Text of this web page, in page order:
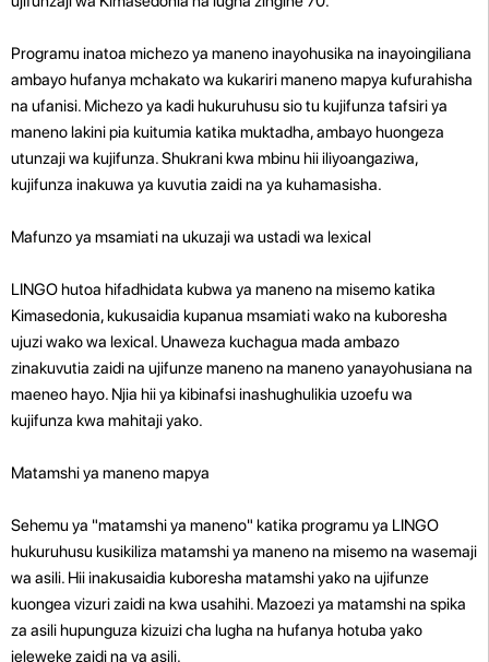
Programu inatoa michezo ya maneno inayohusika na inayoingiliana
ambayo hufanya mchakato wa kukariri maneno mapya kufurahisha
na ufanisi. Michezo ya kadi hukuruhusu sio tu kujifunza tafsiri ya
maneno lakini pia kuitumia katika muktadha, ambayo huongeza
utunzaji wa kujifunza. Shukrani kwa mbinu hii iliyoangaziwa,
kujifunza inakuwa ya kuvutia zaidi na ya kuhamasisha.
Mafunzo ya msamiati na ukuzaji wa ustadi wa lexical
LINGO hutoa hifadhidata kubwa ya maneno na misemo katika
Kimasedonia, kukusaidia kupanua msamiati wako na kuboresha
ujuzi wako wa lexical. Unaweza kuchagua mada ambazo
zinakuvutia zaidi na ujifunze maneno na maneno yanayohusiana na
maeneo hayo. Njia hii ya kibinafsi inashughulikia uzoefu wa
kujifunza kwa mahitaji yako.
Matamshi ya maneno mapya
Sehemu ya "matamshi ya maneno" katika programu ya LINGO
hukuruhusu kusikiliza matamshi ya maneno na misemo na wasemaji
wa asili. Hii inakusaidia kuboresha matamshi yako na ujifunze
kuongea vizuri zaidi na kwa usahihi. Mazoezi ya matamshi na spika
za asili hupunguza kizuizi cha lugha na hufanya hotuba yako
ieleweke zaidi na ya asili.